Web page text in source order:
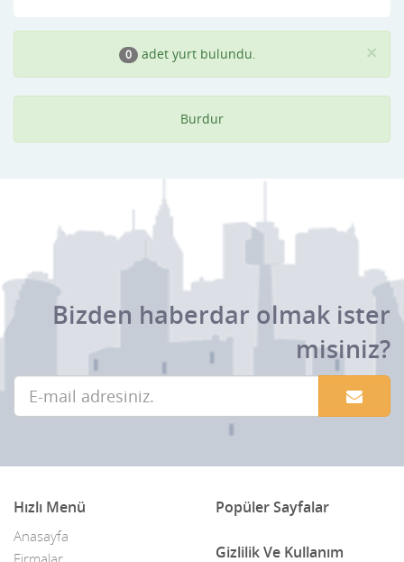
Kız Pansiyonları ×
0 adet yurt bulundu.
Burdur
Bizden haberdar olmak ister
misiniz?
Hızlı Menü
Anasayfa
Popüler Sayfalar
Gizlilik Ve Kullanım